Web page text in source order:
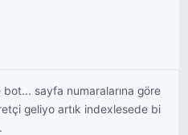
sayfa numaralarına göre
geliyo artık indexlesede bi